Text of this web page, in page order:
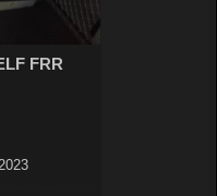
FRR